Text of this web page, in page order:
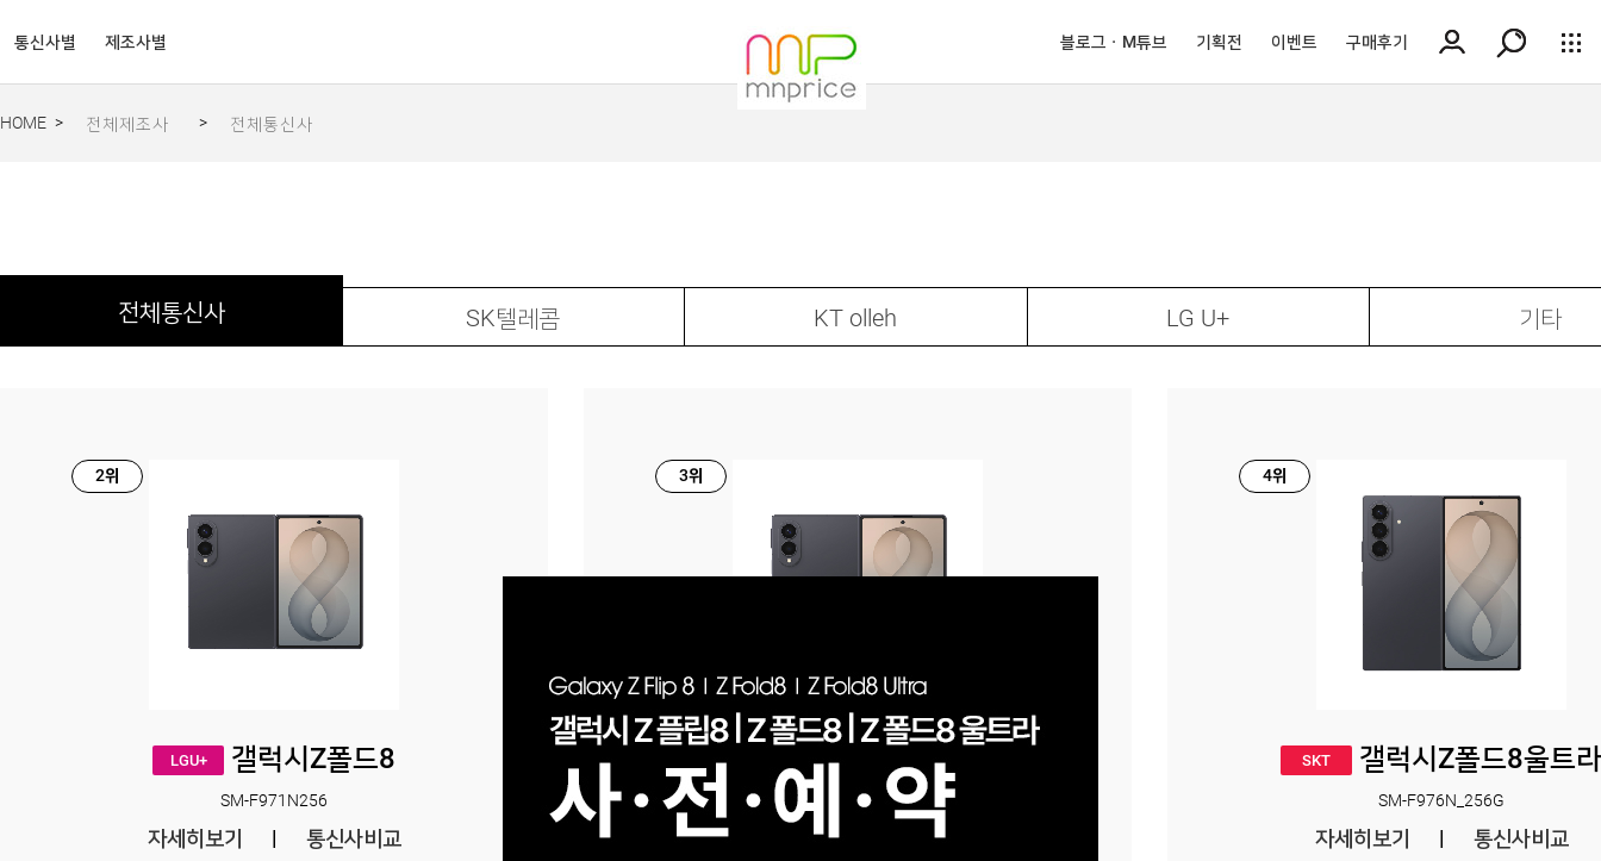
통신사별 제조사별 블로그ㆍM튜브 기획전 이벤트 구매후기
HOME > 전체제조사 > 전체통신사
전체통신사 SK텔레콤 KT olleh LG U+ 기타
2위
LGU+ 갤럭시Z폴드8
SM-F971N256
자세히보기 | 통신사비교
3위
갤럭시Z폴드8
SM-F971NK256
자세히보기 통신사비교
4위
SKT 갤럭시Z폴드8울트라
SM-F976N_256G
자세히보기 | 통신사비교